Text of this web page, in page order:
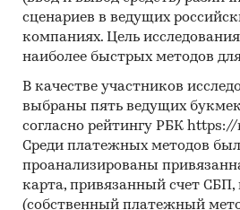
наше агентство.
Контент-анализ
исследование). В общем виде
кабинетного исследования
проанализировать ситуацию
адресных дымовых
России и получить
характеризующие его
сценариев в ведущих
компаниях. Цель
наиболее быстрых методов
В качестве участников
выбраны пять ведущих
согласно рейтингу РБК
Среди платежных методов
проанализированы
карта, привязанный счет
(собственный платежный